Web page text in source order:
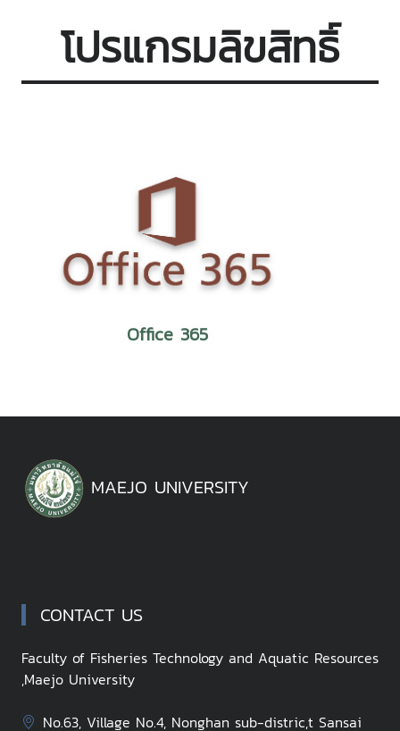
โปรแกรมลิขสิทธิ์
Office 365
MAEJO UNIVERSITY
CONTACT US
Faculty of Fisheries Technology and Aquatic Resources
,Maejo University
No.63, Village No.4, Nonghan sub-distric,t Sansai